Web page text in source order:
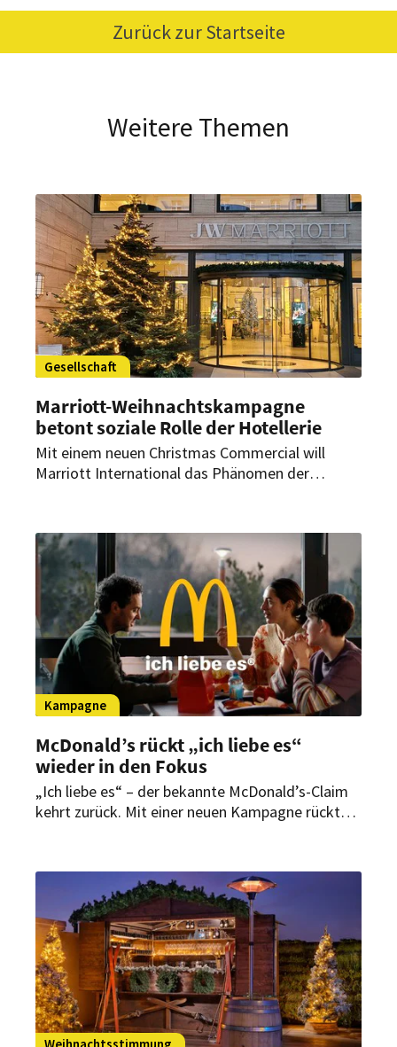
Zurück zur Startseite
Weitere Themen
Gesellschaft
Marriott-Weihnachtskampagne
betont soziale Rolle der Hotellerie
Mit einem neuen Christmas Commercial will
Marriott International das Phänomen der
zwischenmenschliche Nähe hervorheben.
Kampagne
McDonald’s rückt „ich liebe es“
wieder in den Fokus
„Ich liebe es“ – der bekannte McDonald’s-Claim
kehrt zurück. Mit einer neuen Kampagne rückt
Fokus.